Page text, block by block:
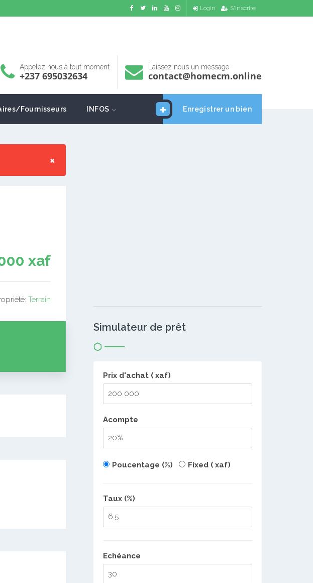
Login S'inscrire
Appelez nous à tout moment
+237 695032634
Laissez nous un message
contact@homecm.online
Enregistrer un bien
Fournisseurs INFOS
×
xaf
Terrain
Simulateur de prêt
Prix d'achat ( xaf)
Acompte
Poucentage (%) Fixed ( xaf)
Taux (%)
Echéance